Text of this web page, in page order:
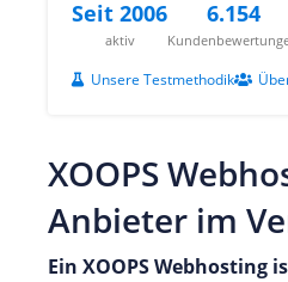
Seit 2006
aktiv
6.154
Unsere Testmethodik
XOOPS
Anbieter im
Ein XOOPS Webhosting